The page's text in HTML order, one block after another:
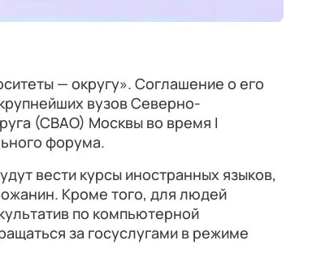
— округу». Соглашение о его
вузов Северно-
(СВАО) Москвы во время I
форума.
вести курсы иностранных языков,
Кроме того, для людей
по компьютерной
за госуслугами в режиме